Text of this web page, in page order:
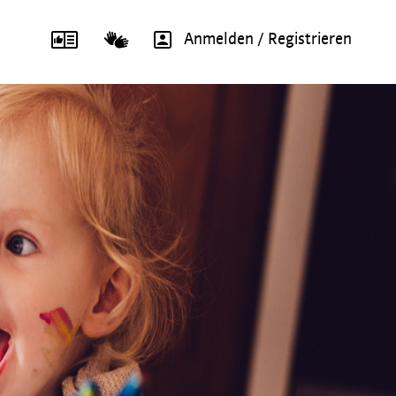
Anmelden / Registrieren